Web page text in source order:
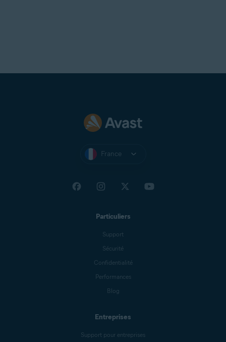
France
Particuliers
Support
Sécurité
Confidentialité
Performances
Blog
Entreprises
Support pour entreprises